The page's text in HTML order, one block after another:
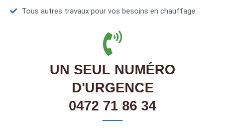
Tous autres travaux pour vos besoins en chauffage.
UN SEUL NUMÉRO
D'URGENCE
0472 71 86 34